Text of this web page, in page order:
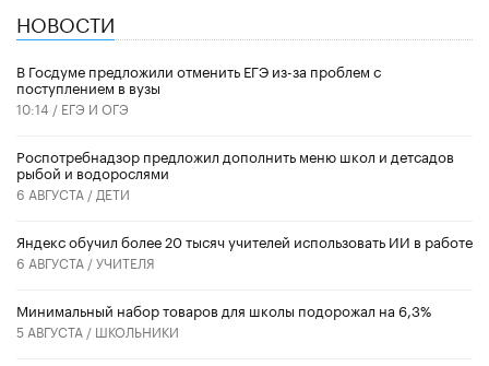
НОВОСТИ
В Госдуме предложили отменить ЕГЭ из-за проблем с
поступлением в вузы
10:14 / ЕГЭ И ОГЭ
Роспотребнадзор предложил дополнить меню школ и детсадов
рыбой и водорослями
6 АВГУСТА / ДЕТИ
​Яндекс обучил более 20 тысяч учителей использовать ИИ в работе
6 АВГУСТА /УЧИТЕЛЯ
Минимальный набор товаров для школы подорожал на 6,3%
5 АВГУСТА / ШКОЛЬНИКИ